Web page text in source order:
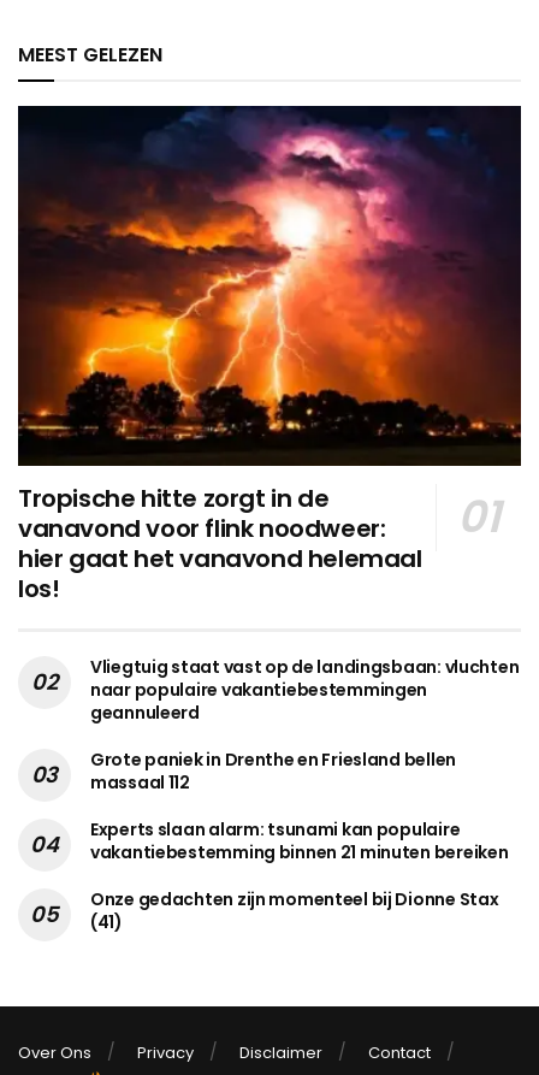
MEEST GELEZEN
Tropische hitte zorgt in de
vanavond voor flink noodweer:
hier gaat het vanavond helemaal
los!
Vliegtuig staat vast op de landingsbaan: vluchten
naar populaire vakantiebestemmingen
geannuleerd
Grote paniek in Drenthe en Friesland bellen
massaal 112
Experts slaan alarm: tsunami kan populaire
vakantiebestemming binnen 21 minuten bereiken
Onze gedachten zijn momenteel bij Dionne Stax
(41)
Over Ons Privacy Disclaimer
Contact